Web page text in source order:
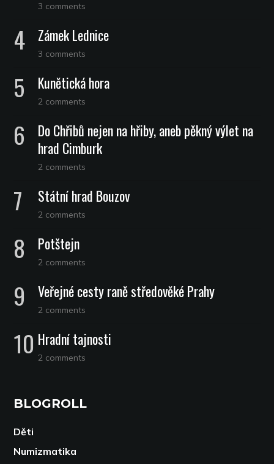
3 comments
Zámek Lednice
3 comments
Kunětická hora
2 comments
Do Chřibů nejen na hřiby, aneb pěkný výlet na
hrad Cimburk
2 comments
Státní hrad Bouzov
2 comments
Potštejn
2 comments
Veřejné cesty raně středověké Prahy
2 comments
Hradní tajnosti
2 comments
BLOGROLL
Děti
Numizmatika